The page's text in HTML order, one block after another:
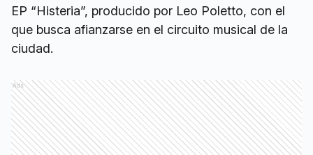
EP “Histeria”, producido por Leo Poletto, con el
que busca afianzarse en el circuito musical de la
ciudad.
Ads